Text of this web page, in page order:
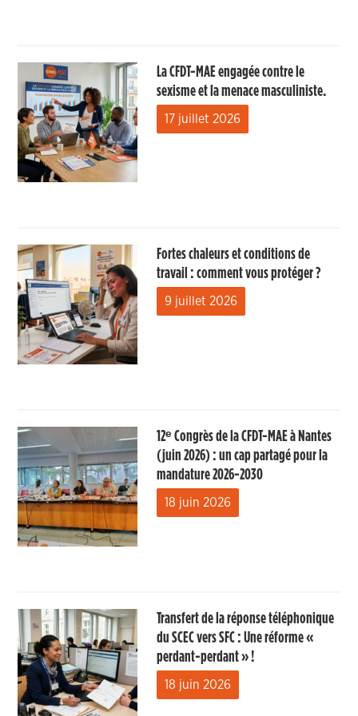
La CFDT-MAE engagée contre le
sexisme et la menace masculiniste.
17 juillet 2026
Fortes chaleurs et conditions de
travail : comment vous protéger ?
9 juillet 2026
12ᵉ Congrès de la CFDT-MAE à Nantes
(juin 2026) : un cap partagé pour la
mandature 2026-2030
18 juin 2026
Transfert de la réponse téléphonique
du SCEC vers SFC : Une réforme «
perdant-perdant » !
18 juin 2026